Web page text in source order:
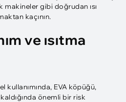
makineler gibi doğrudan ısı
kaçının.
ve ısıtma
kullanımında, EVA köpüğü,
önemli bir risk